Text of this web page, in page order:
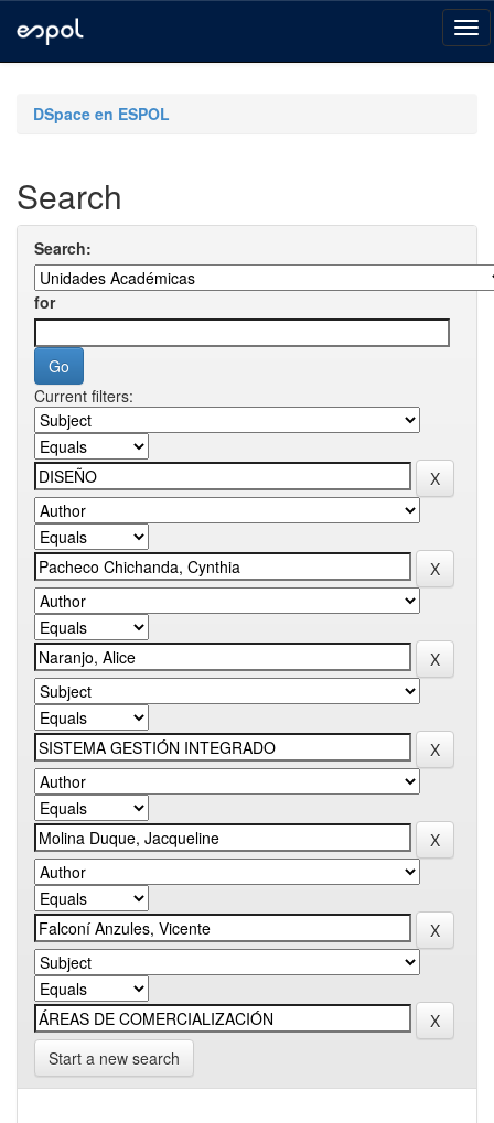
navigationDSpace en ESPOL
Search
Search:
for
Current filters:
Start a new search